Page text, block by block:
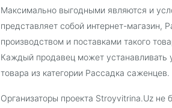
Максимально выгодными являются и
представляет собой интернет-
производством и поставками такого
Каждый продавец может
товара из категории Рассадка саженцев.
Организаторы проекта Stroyvitrina.Uz не